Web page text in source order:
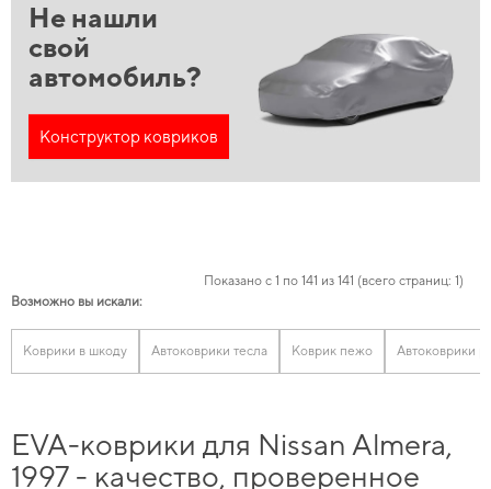
Не нашли
свой
автомобиль?
Конструктор ковриков
Показано с 1 по 141 из 141 (всего страниц: 1)
Возможно вы искали:
Коврики в шкоду Автоковрики тесла Коврик пежо Автоковрики
EVA-коврики для Nissan Almera,
1997 - качество, проверенное